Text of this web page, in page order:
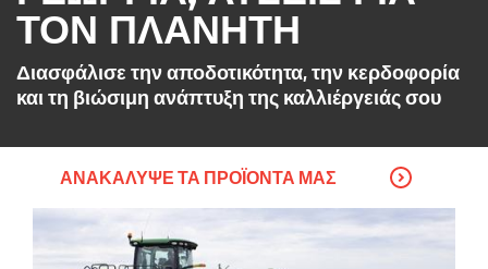
ΤΟΝ ΠΛΑΝΗΤΗ
Διασφάλισε την αποδοτικότητα, την κερδοφορία
και τη βιώσιμη ανάπτυξη της καλλιέργειάς σου
ΑΝΑΚΆΛΥΨΕ ΤΑ ΠΡΟΪΌΝΤΑ ΜΑΣ